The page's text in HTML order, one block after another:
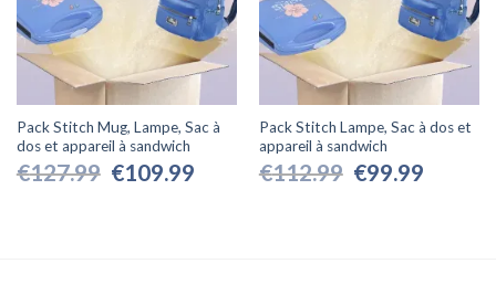
Pack Stitch Mug, Lampe, Sac à
dos et appareil à sandwich
€127.99
Le
prix
€109.99
Pack Stitch Lampe, Sac à dos et
appareil à sandwich
€112.99
Le
prix
€99.99